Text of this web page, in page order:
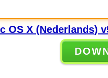
OS X (Nederlands)